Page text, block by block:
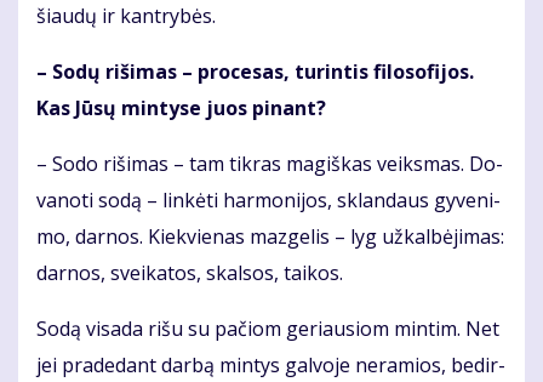
šiau­dų ir kan­try­bės.
– So­dų ri­ši­mas – pro­ce­sas, tu­rin­tis fi­lo­so­fi­jos.
Kas Jū­sų min­ty­se juos pi­nant?
– So­do ri­ši­mas – tam tik­ras ma­giš­kas veiks­mas. Do­
va­no­ti so­dą – lin­kė­ti har­mo­ni­jos, sklan­daus gy­ve­ni­
mo, dar­nos. Kiek­vie­nas maz­ge­lis – lyg už­kal­bė­ji­mas:
dar­nos, svei­ka­tos, skal­sos, tai­kos.
So­dą vi­sa­da ri­šu su pa­čiom ge­riau­siom min­tim. Net
jei pra­de­dant dar­bą min­tys gal­vo­je ne­ra­mios, be­dir­